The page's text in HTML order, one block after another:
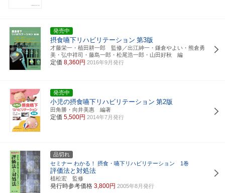
発売中
摂食嚥下リハビリテーション 第3版
才藤栄一・植田耕一郎 監修／出江紳一・鎌倉やよい・熊倉勇
美・弘中祥司・藤島一郎・松尾浩一郎・山田好秋 編
定価 8,360円 2016年9月発行
発売中
小児の摂食嚥下リハビリテーション 第2版
田角勝・向井美惠 編著
定価 5,500円 2014年7月発行
品切れ
セミナー わかる！ 摂食・嚥下リハビリテーション 1巻
評価法と対処法
植松宏 監修
発行時参考価格 3,800円 2005年8月発行